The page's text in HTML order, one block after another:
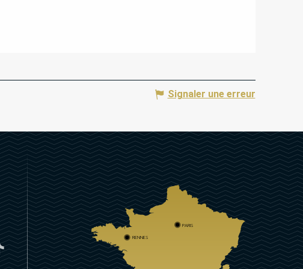
Signaler une erreur
PARIS
RENNES